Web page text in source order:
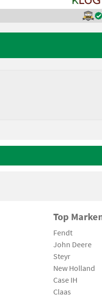
Top
Fendt
John Deere
Steyr
New Holland
Case IH
Claas